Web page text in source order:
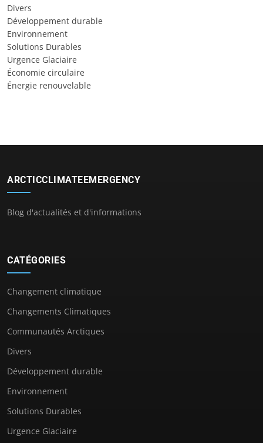
Divers
Développement durable
Environnement
Solutions Durables
Urgence Glaciaire
Économie circulaire
Énergie renouvelable
ARCTICCLIMATEEMERGENCY
Blog d'actualités et d'informations
CATÉGORIES
Changement climatique
Changements Climatiques
Communautés Arctiques
Divers
Développement durable
Environnement
Solutions Durables
Urgence Glaciaire